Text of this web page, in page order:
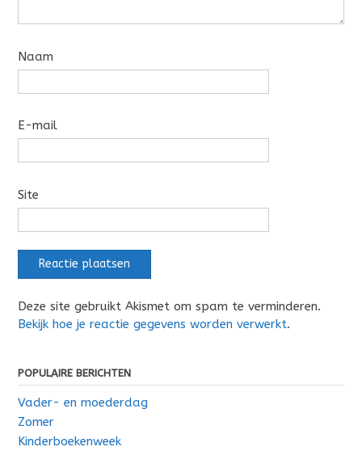
Naam
E-mail
Site
Deze site gebruikt Akismet om spam te verminderen.
Bekijk hoe je reactie gegevens worden verwerkt.
POPULAIRE BERICHTEN
Vader- en moederdag
Zomer
Kinderboekenweek